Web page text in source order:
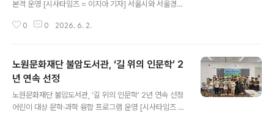
본격 운영 [시사타임즈 = 이지아 기자] 서울시와 서울경제
중심, 서울영화센터에서 영화인과 서울시민을 위한 다양한
화 창작의 저변을 확대하기 위해 현업 영화인들에게 새로
운 영감을 불어넣어 줄 영화인 전문 교육 프로그램 ‘프로페
셔널 트랙(Professional Track)’부터 영화업계로 진출
을 희망하는 예비 영화인을 위한 창작 역량 강화 교육 프로
그램 ’크리에이터 트랙(Creator Track)’, 영화 애호가를
0 0 2026. 6. 2.
노원문화재단 불암도서관, ‘길 위의 인문학’ 2
년 연속 선정
노원문화재단 불암도서관, ‘길 위의 인문학’ 2년 연속 선정
어린이 대상 문학·과학 융합 프로그램 운영 [시사타임즈 =